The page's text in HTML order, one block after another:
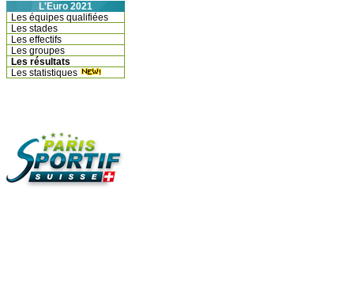
L'Euro 2021
Les équipes qualifiées
Les stades
Les effectifs
Les groupes
Les résultats
Les statistiques